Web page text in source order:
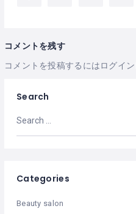
コメントを残す
コメントを投稿するにはログイン
Search
Categories
Beauty salon